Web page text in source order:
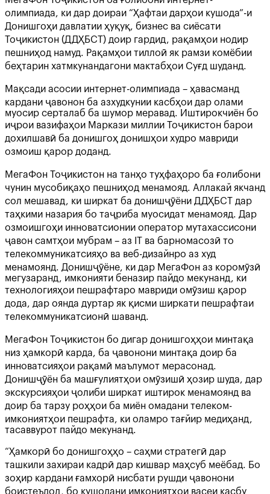
олимпиада, ки дар доираи “Ҳафтаи дарҳои кушода”-и
Донишгоҳи давлатии ҳуқуқ, бизнес ва сиёсати
Тоҷикистон (ДДҲБСТ) доир гардид, рақамҳои нодир
пешниҳод намуд. Рақамҳои тиллоӣ як рамзи комёбии
беҳтарин хатмкунандагони мактабҳои Суғд шуданд.
Мақсади асосии интернет-олимпиада – ҳавасманд
кардани ҷавонон ба азхудкунии касбҳои дар олами
муосир серталаб ба шумор меравад. Иштирокчиён бо
иҷрои вазифаҳои Маркази миллии Тоҷикистон барои
дохилшавӣ ба донишгоҳ донишҳои худро мавриди
озмоиш қарор доданд.
МегаФон Тоҷикистон на танҳо туҳфаҳоро ба ғолибони
чунин мусобиқаҳо пешниҳод менамояд. Аллакай якчанд
сол мешавад, ки ширкат ба донишҷӯёни ДДҲБСТ дар
таҳкими назария бо таҷриба муосидат менамояд. Дар
озмоишгоҳи инноватсионии оператор мутахассисони
ҷавон самтҳои мубрам – аз IT ва барномасозӣ то
телекоммуникатсияҳо ва веб-дизайнро аз худ
менамоянд. Донишҷӯёне, ки дар МегаФон аз коромӯзӣ
мегузаранд, имконияти беназир пайдо мекунанд, ки
технологияҳои пешрафтаро мавриди омӯзиш қарор
дода, дар оянда дуртар як қисми ширкати пешрафтаи
телекоммуникатсионӣ шаванд.
МегаФон Тоҷикистон бо дигар донишгоҳҳои минтақа
низ ҳамкорӣ карда, ба ҷавонони минтақа доир ба
инноватсияҳои рақамӣ маълумот мерасонад.
Донишҷӯён ба машғулиятҳои омӯзишӣ ҳозир шуда, дар
экскурсияҳои ҷолиби ширкат иштирок менамоянд ва
доир ба тарзу роҳҳои ба миён омадани телеком-
имкониятҳои пешрафта, ки оламро тағйир медиҳанд,
тасаввурот пайдо мекунанд.
“Ҳамкорӣ бо донишгоҳҳо – саҳми стратегӣ дар
ташкили захираи кадрӣ дар кишвар маҳсуб меёбад. Бо
зоҳир кардани ғамхорӣ нисбати рушди ҷавонони
боистеъдод, бо кушодани имкониятҳои васеи касбу